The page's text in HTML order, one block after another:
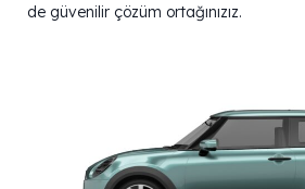
de güvenilir çözüm ortağınızız.